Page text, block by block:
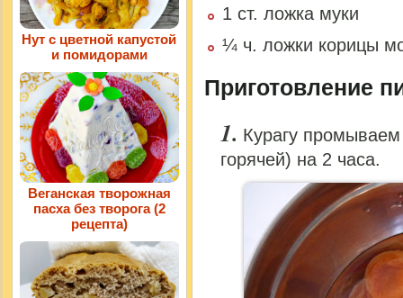
1 ст. ложка муки
¼ ч. ложки корицы
Приготовление
Курагу
горячей) на 2 часа.
Нут с цветной капустой
и помидорами
Веганская творожная
пасха без творога (2
рецепта)